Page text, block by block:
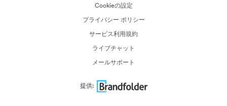
Cookieの設定
プライバシー ポリシー
サービス利用規約
ライブチャット
メールサポート
提供: